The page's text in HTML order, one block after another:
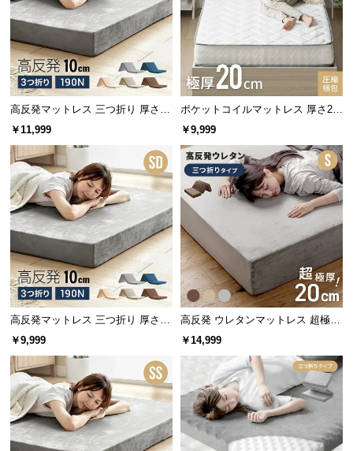
高反発マットレス 三つ折り 厚さ10
cm D
￥11,999
ポケットコイルマットレス 厚さ20
cm S/SD/D/Q/K
￥9,999
高反発マットレス 三つ折り 厚さ10
cm SD
￥9,999
高反発 ウレタンマットレス 超極厚
20cm 三つ折りタイプ [S]
￥14,999